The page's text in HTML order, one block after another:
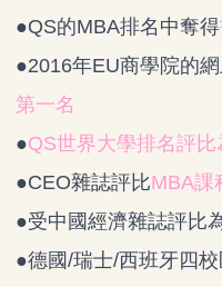
●QS的MBA排名中奪得
●2016年EU商學院的
第一名
●QS世界大學排名評
●CEO雜誌評比MBA課
●受中國經濟雜誌評比
●德國/瑞士/西班牙四